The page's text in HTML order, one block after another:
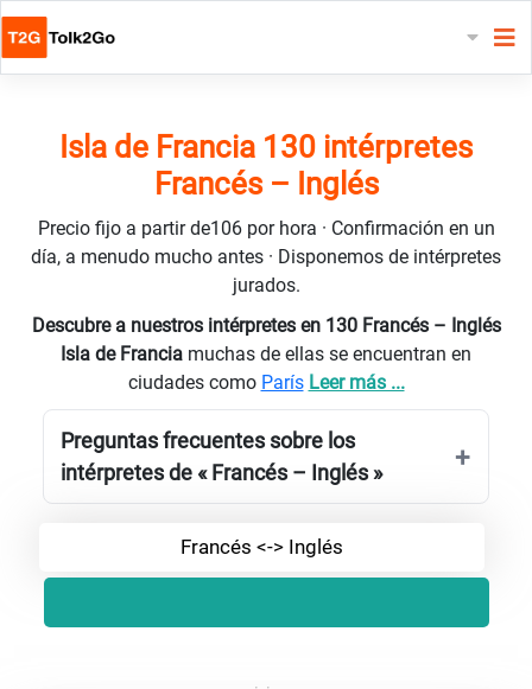
Isla de Francia 130 intérpretes
Francés – Inglés
Precio fijo a partir de106 por hora · Confirmación en un
día, a menudo mucho antes · Disponemos de intérpretes
jurados.
Descubre a nuestros intérpretes en 130 Francés – Inglés
Isla de Francia muchas de ellas se encuentran en
ciudades como París Leer más ...
Preguntas frecuentes sobre los
intérpretes de « Francés – Inglés »
Francés <-> Inglés